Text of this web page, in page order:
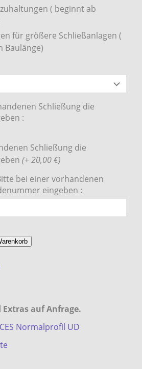
( beginnt ab
für größere Schließanlagen (
Baulänge)
Schließung die
:
Schließung die
(+ 20,00 €)
bei einer vorhandenen
eingeben :
auf Anfrage.
Normalprofil UD